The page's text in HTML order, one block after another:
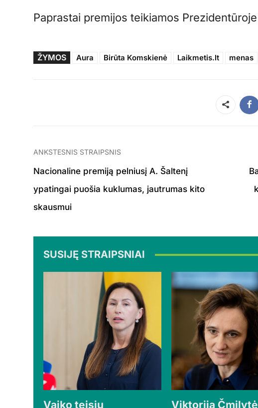
Paprastai premijos teikiamos
ŽYMOS Aura Birūta Komskienė Laikmetis.lt menas
ANKSTESNIS STRAIPSNIS
Nacionaline premiją pelniusį A. Šaltenį
ypatingai puošia kuklumas, jautrumas kito
skausmui
SUSIJĘ STRAIPSNIAI
Vaiko teisių Viktorija